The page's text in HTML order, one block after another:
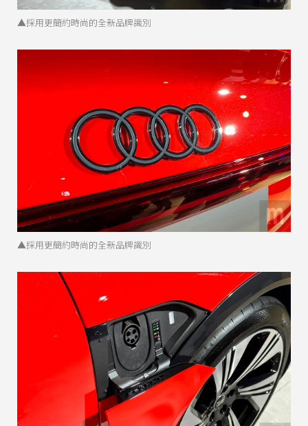
▲採用更簡約時尚的全新品牌識別
▲採用更簡約時尚的全新品牌識別